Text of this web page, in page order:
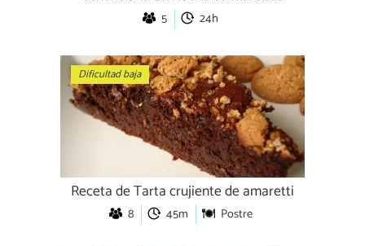
5 24h
Dificultad baja
Receta de Tarta crujiente de amaretti
8 45m Postre